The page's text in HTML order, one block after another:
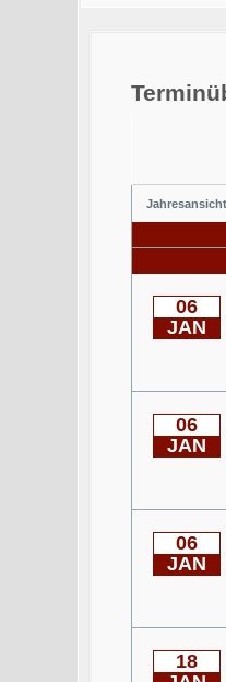
Jahresansicht
06
JAN
06
JAN
06
JAN
18